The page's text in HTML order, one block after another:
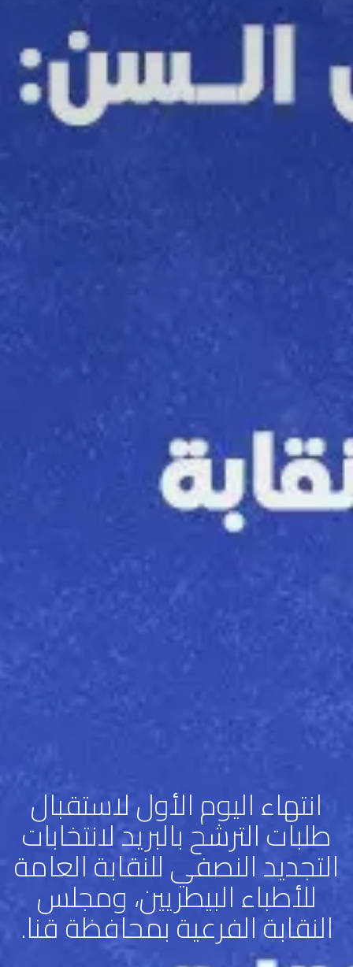
انتهاء اليوم الأول لاستقبال
طلبات الترشح بالبريد لانتخابات
التجديد النصفي للنقابة العامة
للأطباء البيطريين، ومجلس
النقابة الفرعية بمحافظة قنا.